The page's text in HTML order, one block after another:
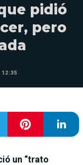
pidió
pero
12:35
un “trato